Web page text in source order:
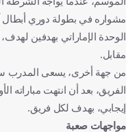
مشواره في بطولة دوري أبطال
الوحدة الإماراتي بهدفين
مقابل.
من جهة أخرى، يسعى المدرب
الفريق، بعد أن انتهت مباراته
إيجابي، بهدف لكل فريق.
مواجهات صعبة